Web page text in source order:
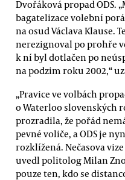
Dvořáková propad ODS.
bagatelizace volební
na osud Václava Klause.
nerezignoval po prohře
k ní byl dotlačen po
na podzim roku 2002,“
„Pravice ve volbách
o Waterloo slovenských
prozradila, že pořád
pevné voliče, a ODS je
rozklížená. Nečasova
uvedl politolog Milan
pouze ten, kdo se